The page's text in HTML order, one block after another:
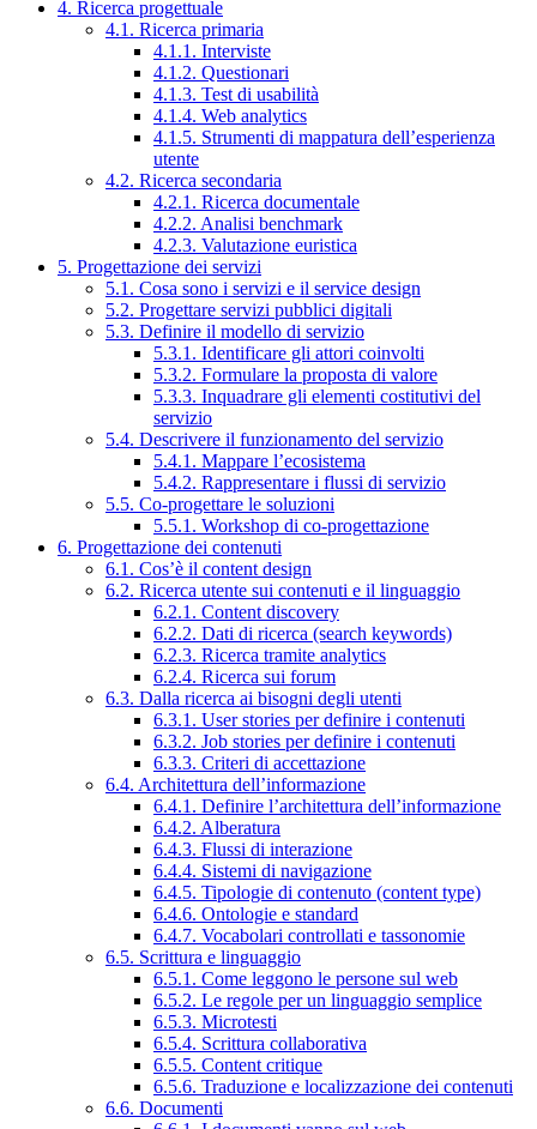
4. Ricerca progettuale
4.1. Ricerca primaria
4.1.1. Interviste
4.1.2. Questionari
4.1.3. Test di usabilità
4.1.4. Web analytics
4.1.5. Strumenti di mappatura dell’esperienza
utente
4.2. Ricerca secondaria
4.2.1. Ricerca documentale
4.2.2. Analisi benchmark
4.2.3. Valutazione euristica
5. Progettazione dei servizi
5.1. Cosa sono i servizi e il service design
5.2. Progettare servizi pubblici digitali
5.3. Definire il modello di servizio
5.3.1. Identificare gli attori coinvolti
5.3.2. Formulare la proposta di valore
5.3.3. Inquadrare gli elementi costitutivi del
servizio
5.4. Descrivere il funzionamento del servizio
5.4.1. Mappare l’ecosistema
5.4.2. Rappresentare i flussi di servizio
5.5. Co-progettare le soluzioni
5.5.1. Workshop di co-progettazione
6. Progettazione dei contenuti
6.1. Cos’è il content design
6.2. Ricerca utente sui contenuti e il linguaggio
6.2.1. Content discovery
6.2.2. Dati di ricerca (search keywords)
6.2.3. Ricerca tramite analytics
6.2.4. Ricerca sui forum
6.3. Dalla ricerca ai bisogni degli utenti
6.3.1. User stories per definire i contenuti
6.3.2. Job stories per definire i contenuti
6.3.3. Criteri di accettazione
6.4. Architettura dell’informazione
6.4.1. Definire l’architettura dell’informazione
6.4.2. Alberatura
6.4.3. Flussi di interazione
6.4.4. Sistemi di navigazione
6.4.5. Tipologie di contenuto (content type)
6.4.6. Ontologie e standard
6.4.7. Vocabolari controllati e tassonomie
6.5. Scrittura e linguaggio
6.5.1. Come leggono le persone sul web
6.5.2. Le regole per un linguaggio semplice
6.5.3. Microtesti
6.5.4. Scrittura collaborativa
6.5.5. Content critique
6.5.6. Traduzione e localizzazione dei contenuti
6.6. Documenti